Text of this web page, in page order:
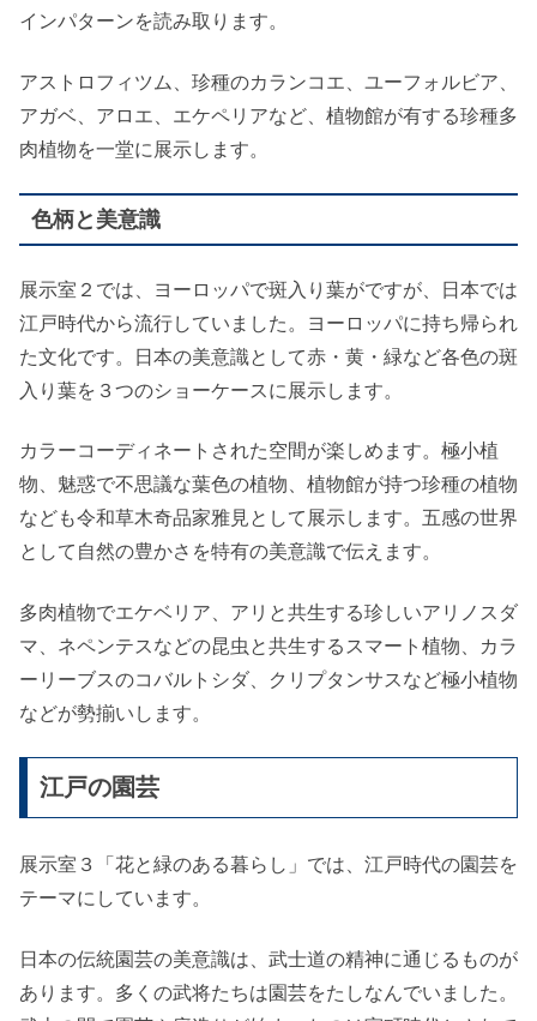
インパターンを読み取ります。
アストロフィツム、珍種のカランコエ、ユーフォルビア、
アガベ、アロエ、エケペリアなど、植物館が有する珍種多
肉植物を一堂に展示します。
色柄と美意識
展示室２では、ヨーロッパで斑入り葉がですが、日本では
江戸時代から流行していました。ヨーロッパに持ち帰られ
た文化です。日本の美意識として赤・黄・緑など各色の斑
入り葉を３つのショーケースに展示します。
カラーコーディネートされた空間が楽しめます。極小植
物、魅惑で不思議な葉色の植物、植物館が持つ珍種の植物
なども令和草木奇品家雅見として展示します。五感の世界
として自然の豊かさを特有の美意識で伝えます。
多肉植物でエケベリア、アリと共生する珍しいアリノスダ
マ、ネペンテスなどの昆虫と共生するスマート植物、カラ
ーリーブスのコバルトシダ、クリプタンサスなど極小植物
などが勢揃いします。
江戸の園芸
展示室３「花と緑のある暮らし」では、江戸時代の園芸を
テーマにしています。
日本の伝統園芸の美意識は、武士道の精神に通じるものが
あります。多くの武将たちは園芸をたしなんでいました。